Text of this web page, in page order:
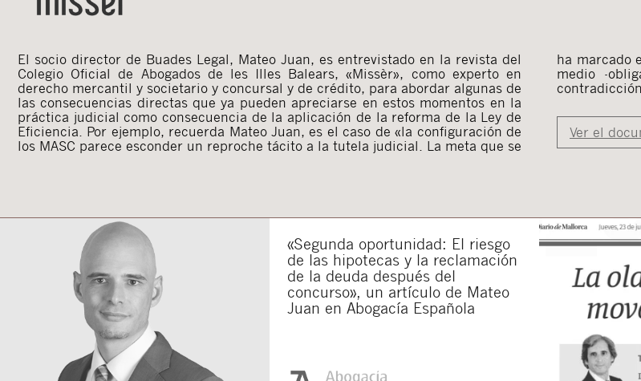
El socio director de Buades Legal, Mateo Juan, es entrevistado en la revista del
Colegio Oficial de Abogados de les Illes Balears, «Missèr», como experto en
derecho mercantil y societario y concursal y de crédito, para abordar algunas de
las consecuencias directas que ya pueden apreciarse en estos momentos en la
práctica judicial como consecuencia de la aplicación de la reforma de la Ley de
Eficiencia. Por ejemplo, recuerda Mateo Juan, es el caso de «la configuración de
los MASC parece esconder un reproche tácito a la tutela judicial. La meta que se
ha marcado el legislador (reducir la litigiosidad) no es sencilla. La duda es si el
medio -obligar a negociar antes de litigar- será eficaz y no supondrá una
Ver el
«Segunda oportunidad: El riesgo
de las hipotecas y la reclamación
de la deuda después del
concurso», un artículo de Mateo
Juan en Abogacía Española